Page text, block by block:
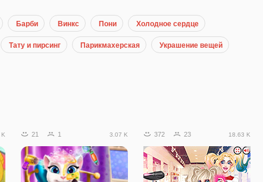
Барби Винкс Пони Холодное сердце
Тату и пирсинг Парикмахерская Украшение вещей
21 1 3.07 K 372 23 18.63 K